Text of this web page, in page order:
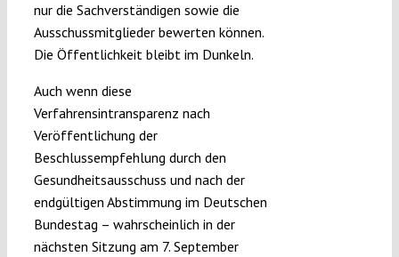
nur die Sachverständigen sowie die
Ausschussmitglieder bewerten können.
Die Öffentlichkeit bleibt im Dunkeln.
Auch wenn diese
Verfahrensintransparenz nach
Veröffentlichung der
Beschlussempfehlung durch den
Gesundheitsausschuss und nach der
endgültigen Abstimmung im Deutschen
Bundestag – wahrscheinlich in der
nächsten Sitzung am 7. September